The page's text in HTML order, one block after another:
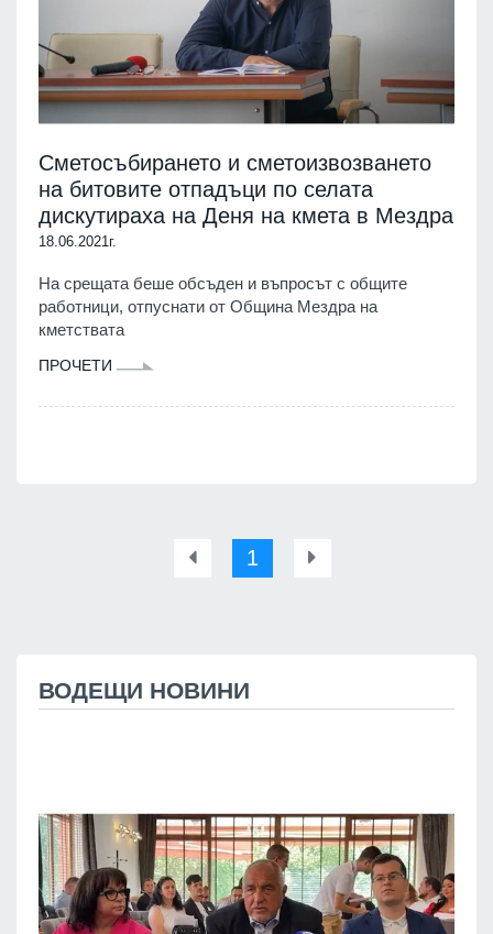
Сметосъбирането и сметоизвозването
на битовите отпадъци по селата
дискутираха на Деня на кмета в Мездра
18.06.2021г.
На срещата беше обсъден и въпросът с общите
работници, отпуснати от Община Мездра на
кметствата
ПРОЧЕТИ
1
ВОДЕЩИ НОВИНИ